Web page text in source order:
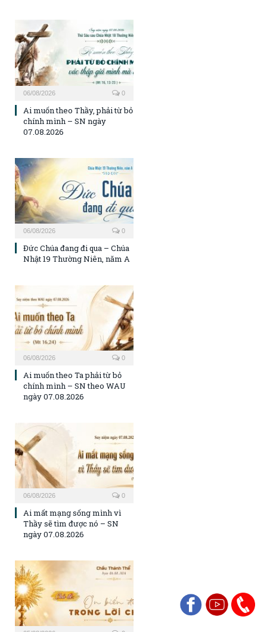
06/08/2026 0
Ai muốn theo Thầy, phải từ bỏ
chính mình – SN ngày
07.08.2026
06/08/2026 0
Đức Chúa đang đi qua – Chúa
Nhật 19 Thường Niên, năm A
06/08/2026 0
Ai muốn theo Ta phải từ bỏ
chính mình – SN theo WAU
ngày 07.08.2026
06/08/2026 0
Ai mất mạng sống mình vì
Thầy sẽ tìm được nó – SN
ngày 07.08.2026